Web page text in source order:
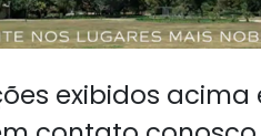
exibidos